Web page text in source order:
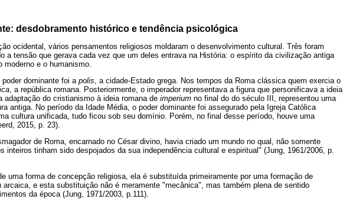
desdobramento histórico e tendência psicológica
ocidental, vários pensamentos religiosos moldaram o desenvolvimento cultural. Três foram
a tensão que gerava cada vez que um deles entrava na História: o espírito da civilização antiga
e o humanismo.
dominante foi a polis , a cidade-Estado grega. Nos tempos da Roma clássica quem exercia o
, a república romana. Posteriormente, o imperador representava a figura que personificava a ideia
adaptação do cristianismo à ideia romana de imperium no final do do século III, representou uma
antiga. No período da Idade Média, o poder dominante foi assegurado pela Igreja Católica
cultura unificada, tudo ficou sob seu domínio. Porém, no final desse período, houve uma
2015, p. 23).
de Roma, encarnado no César divino, havia criado um mundo no qual, não somente
inteiros tinham sido despojados da sua independência cultural e espiritual" (Jung, 1961/2006, p.
uma forma de concepção religiosa, ela é substituída primeiramente por uma formação de
e esta substituição não é meramente "mecânica", mas também plena de sentido
da época (Jung, 1971/2003, p.111).